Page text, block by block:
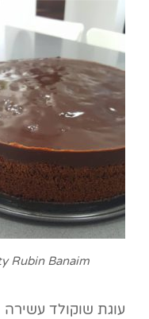
Rubin Banaim
עוגת שוקולד עשירה